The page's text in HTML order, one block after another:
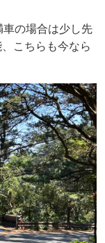
の場合は少し先
こちらも今なら